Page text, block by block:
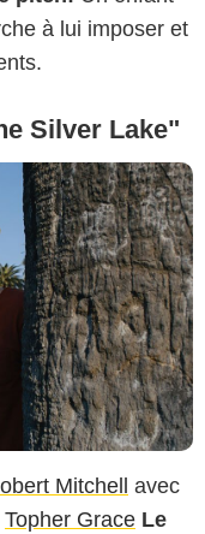
à lui imposer et
Silver Lake"
Mitchell
avec
Topher Grace Le